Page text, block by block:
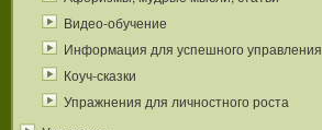
Видео-обучение
Информация для успешного управления
Коуч-сказки
Упражнения для личностного роста